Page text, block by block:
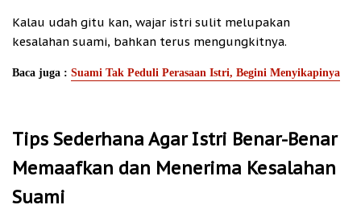
Kalau udah gitu kan, wajar istri sulit melupakan
kesalahan suami, bahkan terus mengungkitnya.
Baca juga : Suami Tak Peduli Perasaan Istri, Begini Menyikapinya
Tips Sederhana Agar Istri Benar-Benar
Memaafkan dan Menerima Kesalahan
Suami